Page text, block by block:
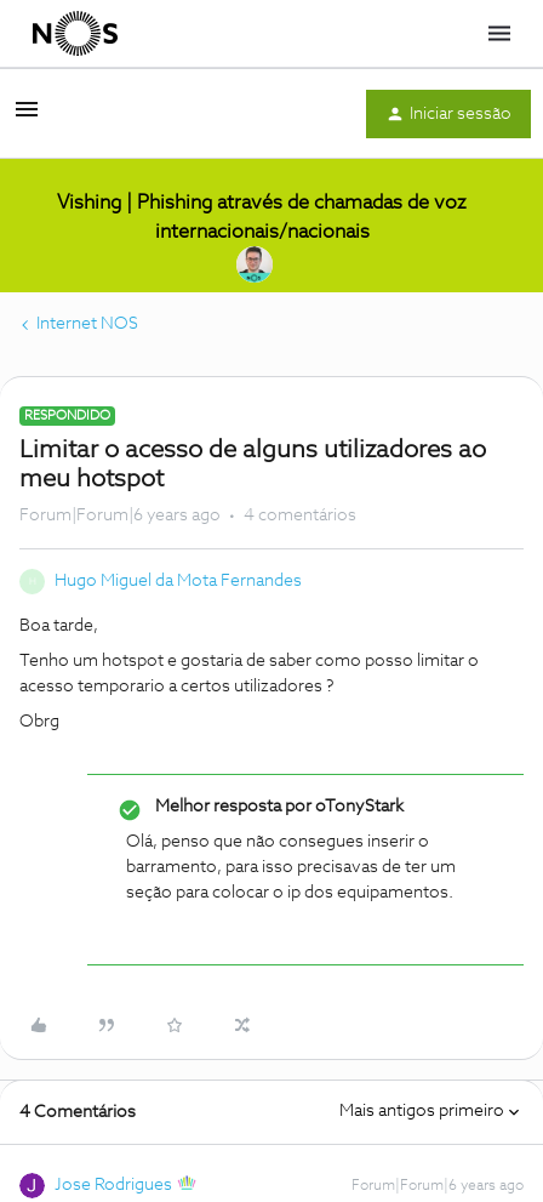
Menu
Iniciar sessão
Vishing | Phishing através de chamadas de voz
internacionais/nacionais
Internet NOS
RESPONDIDO
Limitar o acesso de alguns utilizadores ao
meu hotspot
Forum|Forum|6 years ago 4 comentários
Hugo Miguel da Mota Fernandes
Boa tarde,
Tenho um hotspot e gostaria de saber como posso limitar o
acesso temporario a certos utilizadores ?
Obrg
Melhor resposta poroTonyStark
Olá, penso que não consegues inserir o
barramento, para isso precisavas de ter um
seção para colocar o ip dos equipamentos.
4 Comentários Mais antigos primeiro
Jose Rodrigues Forum|Forum|6 years ago